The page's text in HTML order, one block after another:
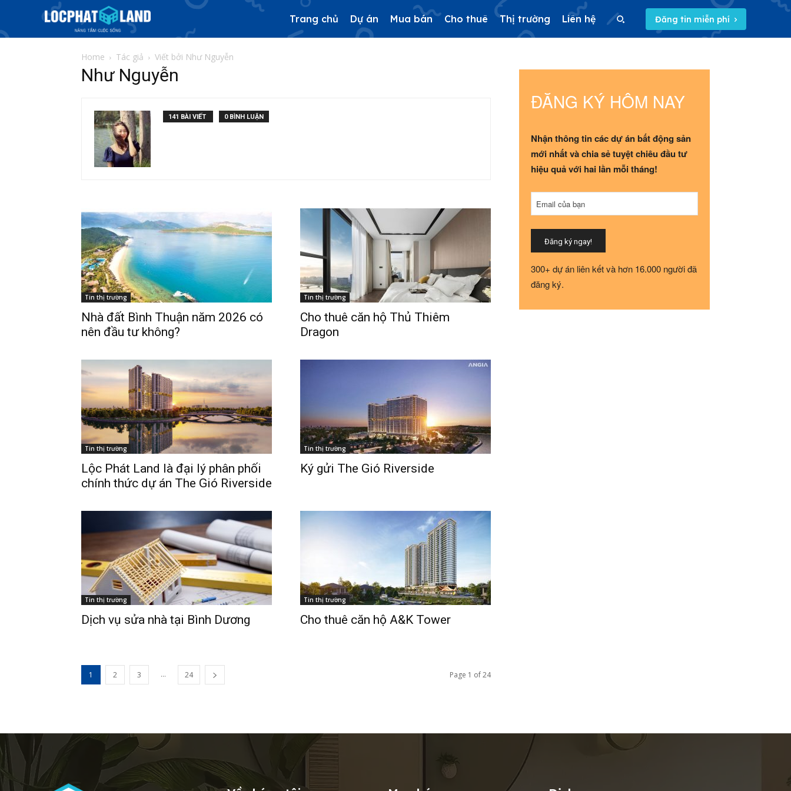
Phiên bản cập nhật V3
& tìm kiếm nhanh chóng hơn
Trang chủ
Dự án
Mua bán
Cho thuê
Thị trường
Liên hệ
Trang chủ Dự án Mua bán Cho thuê Thị trường Liên hệ Đăng tin miễn phí
Home Tác giả Viết bởi Như Nguyễn
Như Nguyễn
141 BÀI VIẾT 0 BÌNH LUẬN
Tin thị trường
Nhà đất Bình Thuận năm 2026 có
nên đầu tư không?
Tin thị trường
Cho thuê căn hộ Thủ Thiêm
Dragon
Tin thị trường
Lộc Phát Land là đại lý phân phối
chính thức dự án The Gió Riverside
Tin thị trường
Ký gửi The Gió Riverside
Tin thị trường
Dịch vụ sửa nhà tại Bình Dương
Tin thị trường
Cho thuê căn hộ A&K Tower
1 2 3 ... 24 Page 1 of 24
ĐĂNG KÝ HÔM NAY
Nhận thông tin các dự án bất động sản
mới nhất và chia sẻ tuyệt chiêu đầu tư
hiệu quả với hai lần mỗi tháng!
Email *
Email của bạn
Đăng ký ngay!
300+ dự án liên kết và hơn 16.000 người đã
đăng ký.